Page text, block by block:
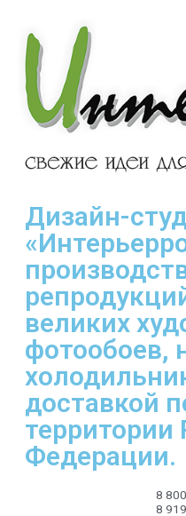
Дизайн-
великих
фотообоев,
доставкой
территории
Федерации.
8
8